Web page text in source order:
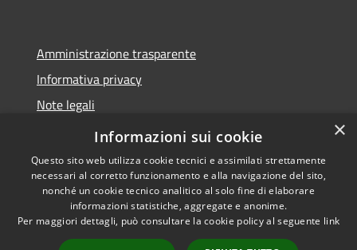
Amministrazione trasparente
Informativa privacy
Note legali
Dichiarazione di accessibilità
Accessibilità
Copyright © 2026 • Città di
Pomezia • Powered by
×
Informazioni sui cookie
Questo sito web utilizza cookie tecnici e assimilati strettamente
necessari al corretto funzionamento e alla navigazione del sito,
nonché un cookie tecnico analitico al solo fine di elaborare
informazioni statistiche, aggregate e anonime.
Per maggiori dettagli, può consultare la cookie policy al seguente link